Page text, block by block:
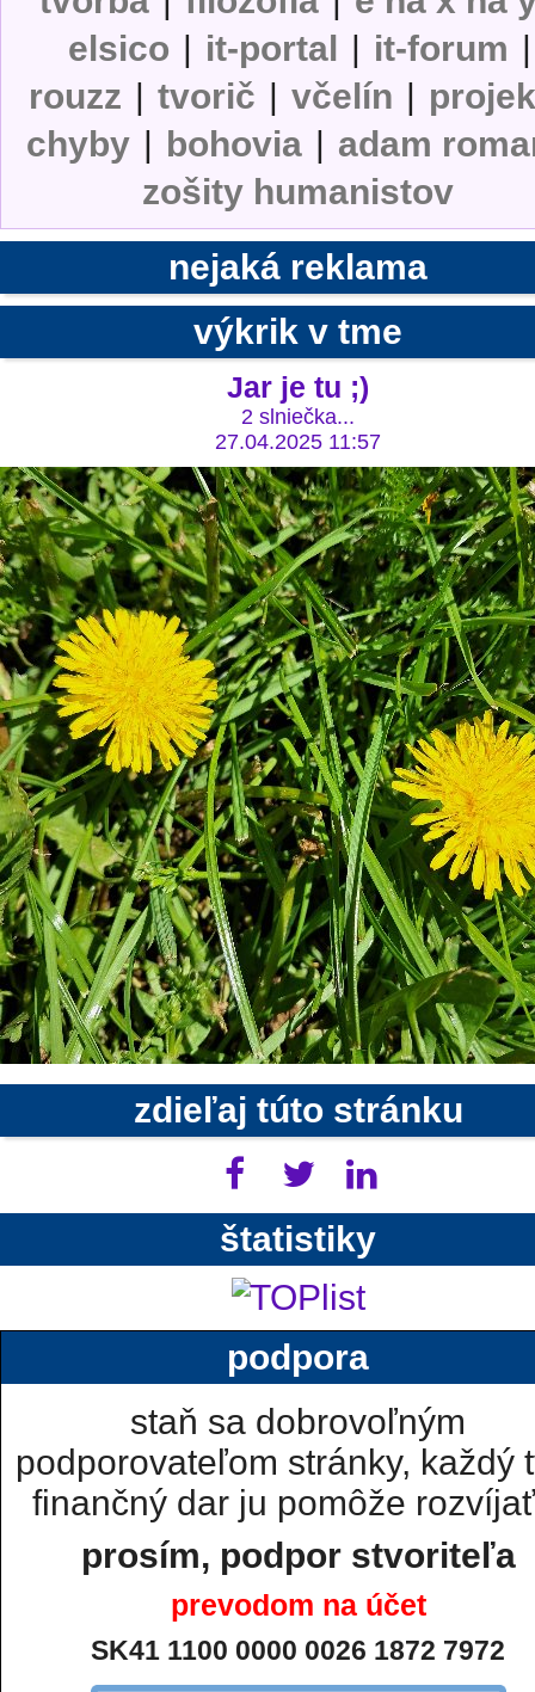
elsico | it-portal | it-forum |
rouzz | tvorič | včelín |
chyby | bohovia | adam
zošity humanistov
nejaká reklama
výkrik v tme
Jar je tu ;)
2 slniečka...
27.04.2025 11:57
zdieľaj túto stránku
štatistiky
podpora
staň sa dobrovoľným
podporovateľom stránky, každý
finančný dar ju pomôže
prosím, podpor stvoriteľa
prevodom na účet
SK41 1100 0000 0026 1872 7972